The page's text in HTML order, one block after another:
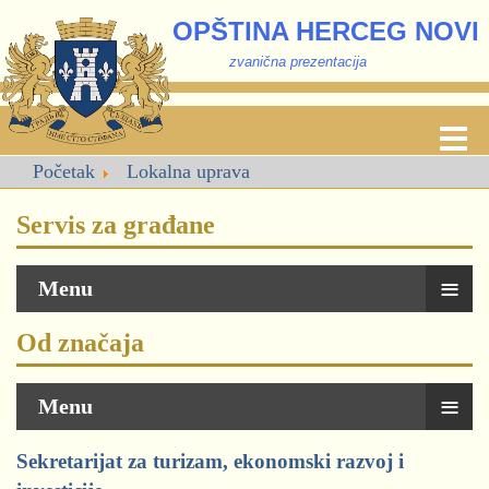
OPŠTINA HERCEG NOVI
zvanična prezentacija
Početak Lokalna uprava
Servis za građane
Menu ≡
Od značaja
Menu ≡
Sekretarijat za turizam, ekonomski razvoj i